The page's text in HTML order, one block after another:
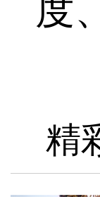
度
精